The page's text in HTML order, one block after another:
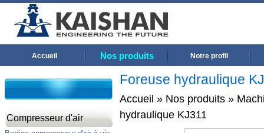
Accueil Nos produits Notre profil
Compresseur d'air
Foreuse hydraulique
Accueil » Nos produits »
hydraulique KJ311